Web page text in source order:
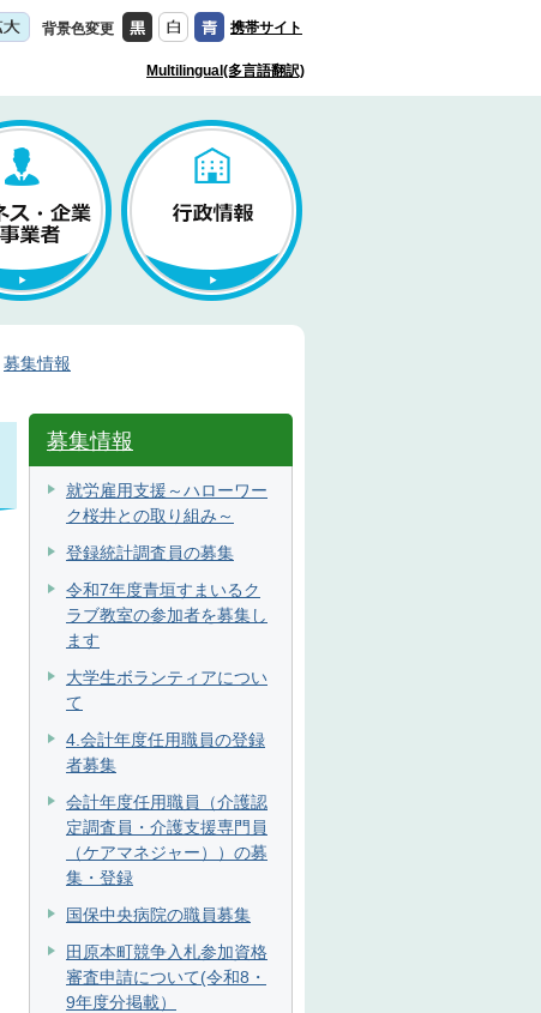
背景色変更 携帯サイト
Multilingual(多言語翻訳)
募集情報
募集情報
就労雇用支援～ハローワー
ク桜井との取り組み～
登録統計調査員の募集
令和7年度青垣すまいるク
ラブ教室の参加者を募集し
ます
大学生ボランティアについ
て
4.会計年度任用職員の登録
者募集
会計年度任用職員（介護認
定調査員・介護支援専門員
（ケアマネジャー））の募
集・登録
国保中央病院の職員募集
田原本町競争入札参加資格
審査申請について(令和8・
9年度分掲載）